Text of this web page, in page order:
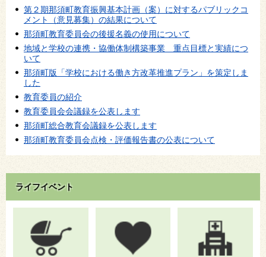
第２期那須町教育振興基本計画（案）に対するパブリックコ
メント（意見募集）の結果について
那須町教育委員会の後援名義の使用について
地域と学校の連携・協働体制構築事業 重点目標と実績につ
いて
那須町版「学校における働き方改革推進プラン」を策定しま
した
教育委員の紹介
教育委員会会議録を公表します
那須町総合教育会議録を公表します
那須町教育委員会点検・評価報告書の公表について
ライフイベント